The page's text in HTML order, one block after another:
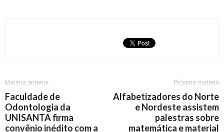
Matéria anterior
Faculdade de
Odontologia da
UNISANTA firma
convênio inédito com a
Próxima matéria
Alfabetizadores do Norte
e Nordeste assistem
palestras sobre
matemática e material